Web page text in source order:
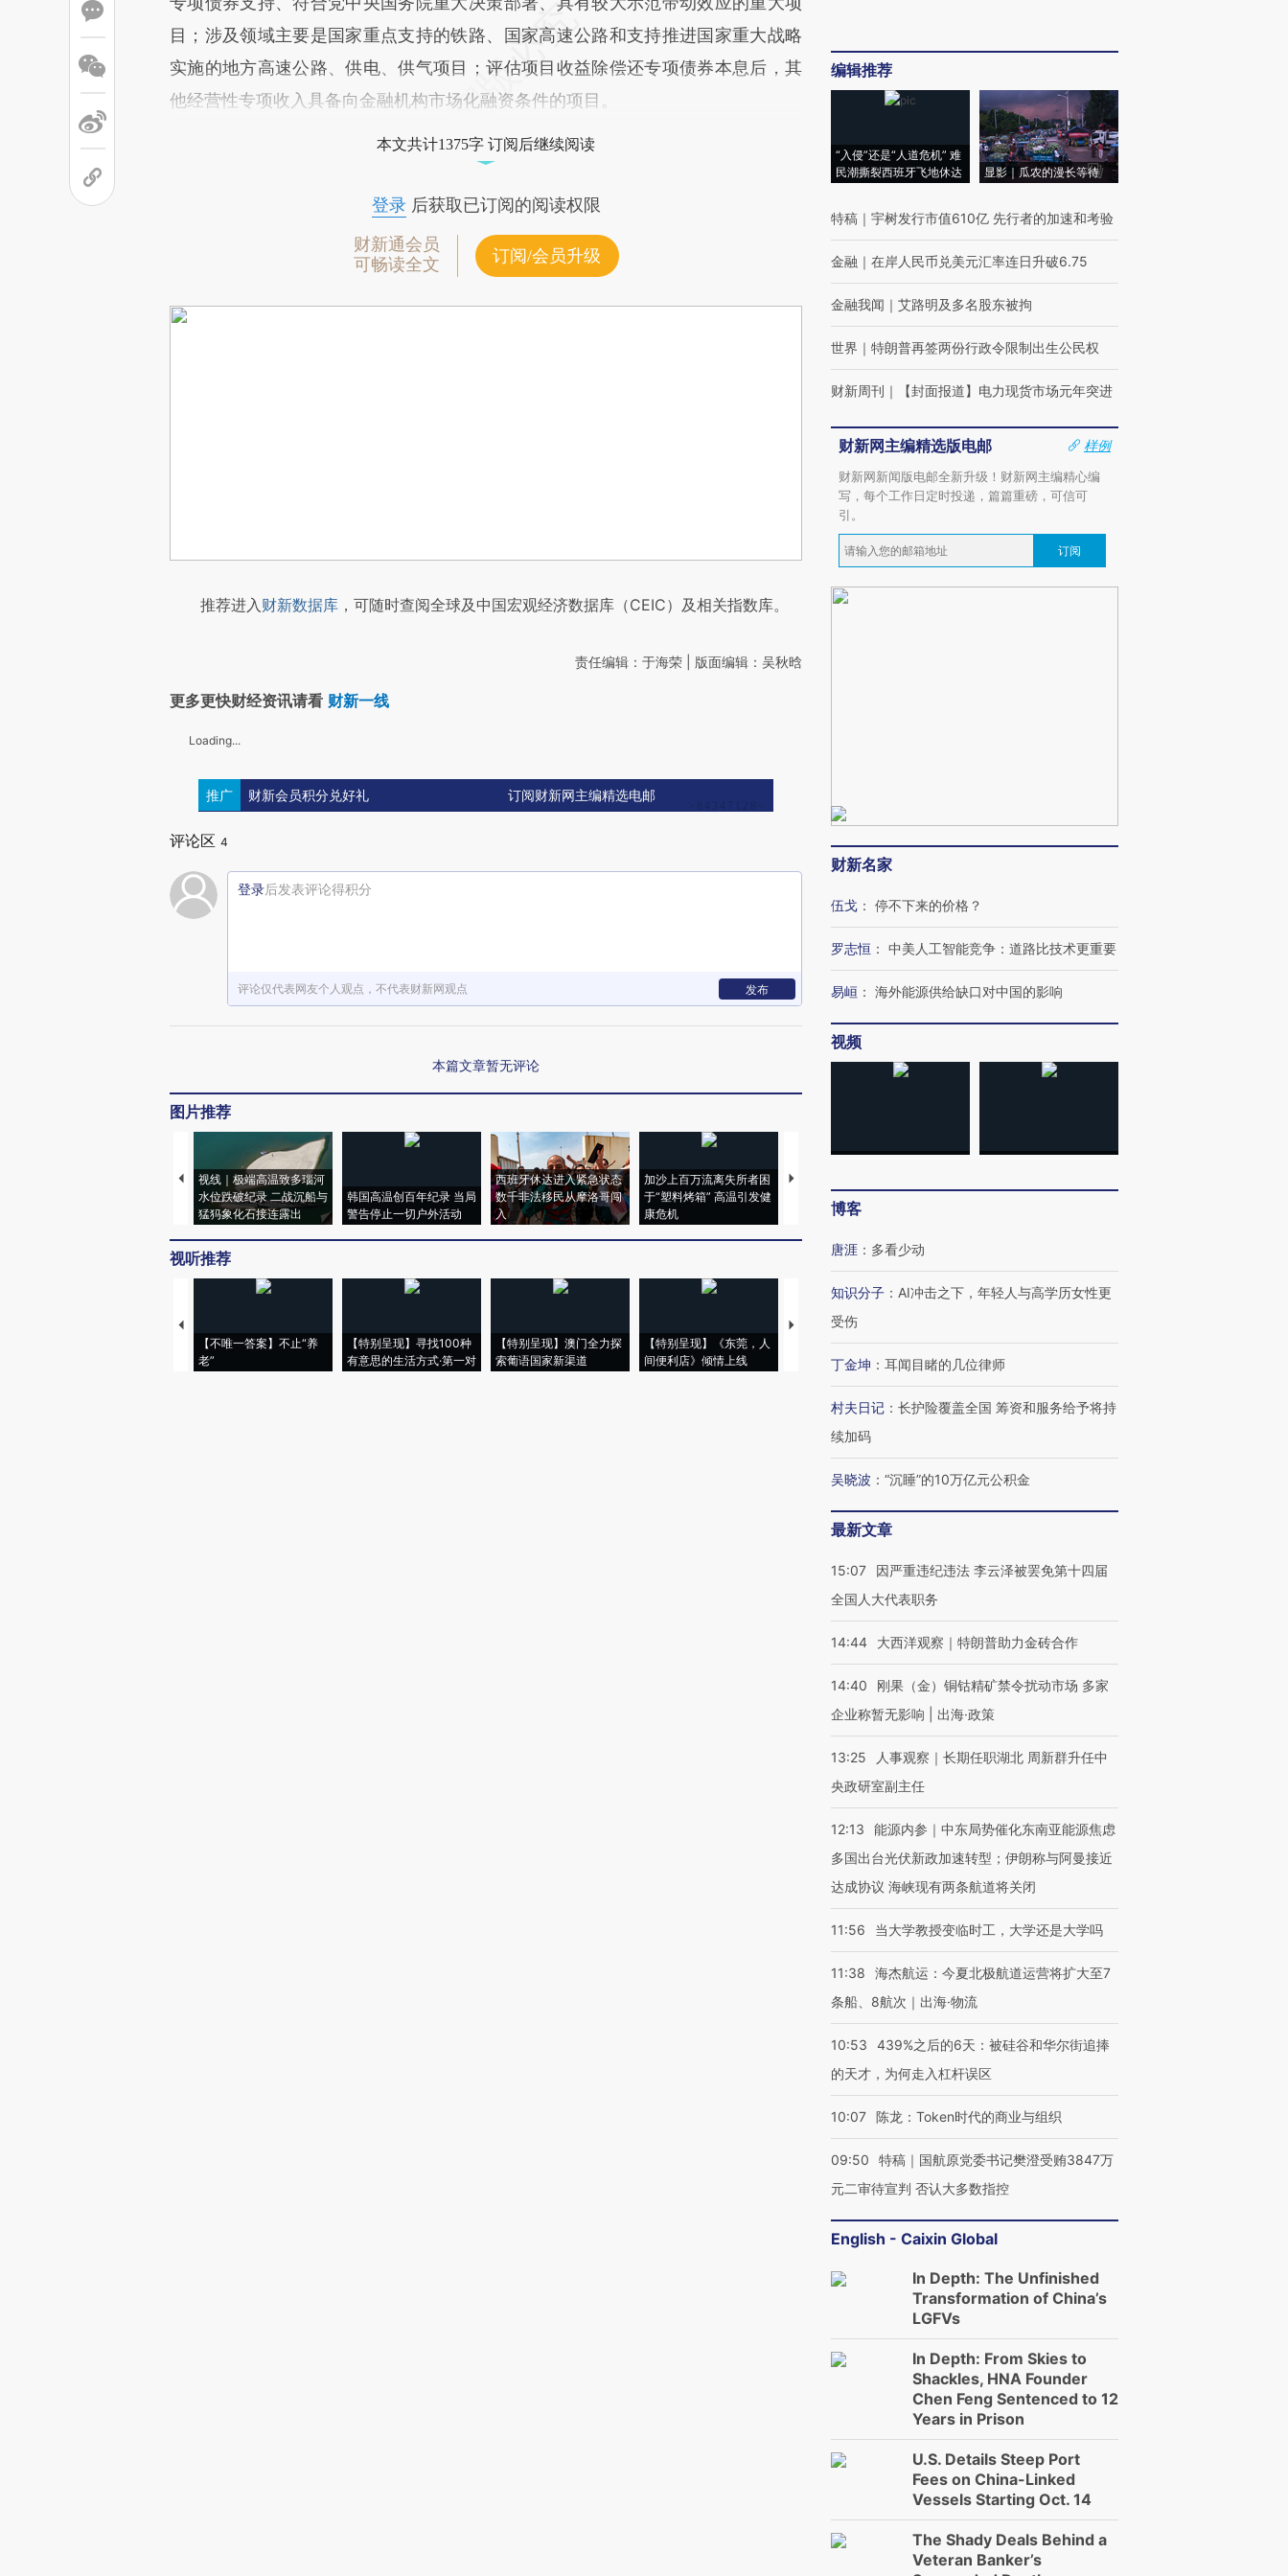
目；涉及领域主要是国家重点支持的铁路、国家高速公路和支持推进国家重大战略
实施的地方高速公路、供电、供气项目；评估项目收益除偿还专项债券本息后，其
他经营性专项收入具备向金融机构市场化融资条件的项目。
本文共计1375字 订阅后继续阅读
登录后获取已订阅的阅读权限
财新通会员
可畅读全文
订阅/会员升级
推荐进入财新数据库 ，可随时查阅全球及中国宏观经济数据库（CEIC）及相关指数库。
责任编辑：于海荣 | 版面编辑：吴秋晗
更多更快财经资讯请看 财新一线
Loading...
推广 财新会员积分兑好礼 订阅财新网主编精选电邮
评论区 4
登录后发表评论得积分
评论仅代表网友个人观点，不代表财新网观点 发布
本篇文章暂无评论
图片推荐
视线｜极端高温致多瑙河
水位跌破纪录 二战沉船与
猛犸象化石接连露出
韩国高温创百年纪录 当局
警告停止一切户外活动
西班牙休达进入紧急状态
数千非法移民从摩洛哥闯
入
加沙上百万流离失所者困
于“塑料烤箱” 高温引发健
康危机
视线｜HYROX的吸金
术：是什么让中产们甘
心“花钱找虐”？
视听推荐
【不唯一答案】不止“养
老”
【特别呈现】寻找100种
有意思的生活方式·第一对
【特别呈现】澳门全力探
索葡语国家新渠道
【特别呈现】《东莞，人
间便利店》倾情上线
【推广】走进第四届链博
会，让数智科技“链”接产
【特别呈现】寻找100种
有意思的生活方式·第三对
CFO：不靠规模取胜，华
编辑推荐
“入侵”还是“人道危机” 难
民潮撕裂西班牙飞地休达
显影｜瓜农的漫长等待
特稿 ｜ 宇树发行市值610亿 先行者的加速和考验
金融 ｜ 在岸人民币兑美元汇率连日升破6.75
金融我闻 ｜ 艾路明及多名股东被拘
世界 ｜ 特朗普再签两份行政令限制出生公民权
财新周刊 ｜ 【封面报道】电力现货市场元年突进
财新网主编精选版电邮
样例
财新网新闻版电邮全新升级！财新网主编精心编
写，每个工作日定时投递，篇篇重磅，可信可
引。
订阅
财新名家
伍戈 ： 停不下来的价格？
罗志恒 ： 中美人工智能竞争：道路比技术更重要
易峘 ： 海外能源供给缺口对中国的影响
视频
博客
唐涯 ： 多看少动
知识分子 ： AI冲击之下，年轻人与高学历女性更
受伤
丁金坤 ： 耳闻目睹的几位律师
村夫日记 ： 长护险覆盖全国 筹资和服务给予将持
续加码
吴晓波 ： “沉睡”的10万亿元公积金
最新文章
15:07
因严重违纪违法 李云泽被罢免第十四届
全国人大代表职务
14:44 大西洋观察｜特朗普助力金砖合作
14:40
刚果（金）铜钴精矿禁令扰动市场 多家
企业称暂无影响 | 出海·政策
13:25
人事观察｜长期任职湖北 周新群升任中
央政研室副主任
12:13
能源内参｜中东局势催化东南亚能源焦虑
多国出台光伏新政加速转型；伊朗称与阿曼接近
达成协议 海峡现有两条航道将关闭
11:56 当大学教授变临时工，大学还是大学吗
11:38
海杰航运：今夏北极航道运营将扩大至7
条船、8航次｜出海·物流
10:53
439%之后的6天：被硅谷和华尔街追捧
的天才，为何走入杠杆误区
10:07 陈龙：Token时代的商业与组织
09:50
特稿｜国航原党委书记樊澄受贿3847万
元二审待宣判 否认大多数指控
English - Caixin Global
In Depth: The Unfinished
Transformation of China’s
LGFVs
In Depth: From Skies to
Shackles, HNA Founder
Chen Feng Sentenced to 12
Years in Prison
U.S. Details Steep Port
Fees on China-Linked
Vessels Starting Oct. 14
The Shady Deals Behind a
Veteran Banker’s